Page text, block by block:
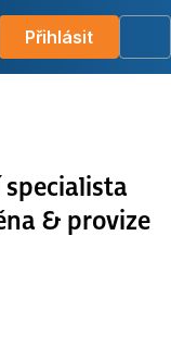
Přihlásit
& provize